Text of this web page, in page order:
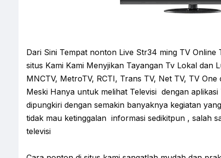
Dari Sini Tempat nonton Live Str34 ming TV
situs Kami Kami Menyjikan Tayangan Tv Lokal dan
MNCTV, MetroTV, RCTI, Trans TV, Net TV, TV One
Meski Hanya untuk melihat Televisi dengan
dipungkiri dengan semakin banyaknya kegiatan
tidak mau ketinggalan informasi sedikitpun , salah
televisi